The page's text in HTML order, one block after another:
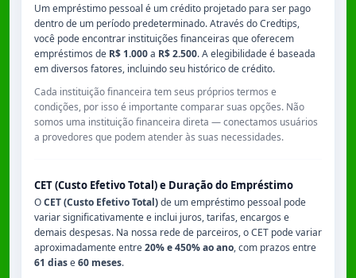
Um empréstimo pessoal é um crédito projetado para ser pago
dentro de um período predeterminado. Através do Credtips,
você pode encontrar instituições financeiras que oferecem
empréstimos de R$ 1.000a R$ 2.500. A elegibilidade é baseada
em diversos fatores, incluindo seu histórico de crédito.
Cada instituição financeira tem seus próprios termos e
condições, por isso é importante comparar suas opções. Não
somos uma instituição financeira direta — conectamos usuários
a provedores que podem atender às suas necessidades.
CET (Custo Efetivo Total) e Duração do Empréstimo
OCET (Custo Efetivo Total)de um empréstimo pessoal pode
variar significativamente e inclui juros, tarifas, encargos e
demais despesas. Na nossa rede de parceiros, o CET pode variar
aproximadamente entre20% e 450% ao ano, com prazos entre
61 diase60 meses.